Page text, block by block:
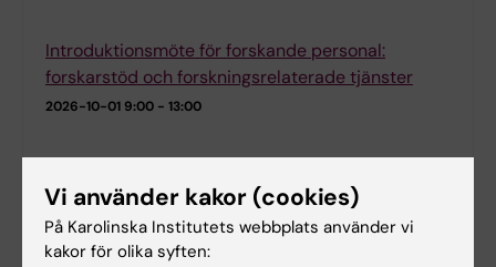
Introduktionsmöte för forskande personal:
forskarstöd och forskningsrelaterade tjänster
2026-10-01 9:00 - 13:00
2026-10-0112:15 - 12:45
KIB Talks: Figure club
Vi använder kakor (cookies)
På Karolinska Institutets webbplats använder vi
kakor för olika syften: